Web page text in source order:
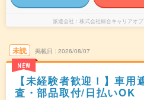
派遣会社 株式会社綜合キャリアオ
未読
NEW
掲載日 2026/08/07
【未経験者歓迎！】車用
査・部品取付/日払いOK